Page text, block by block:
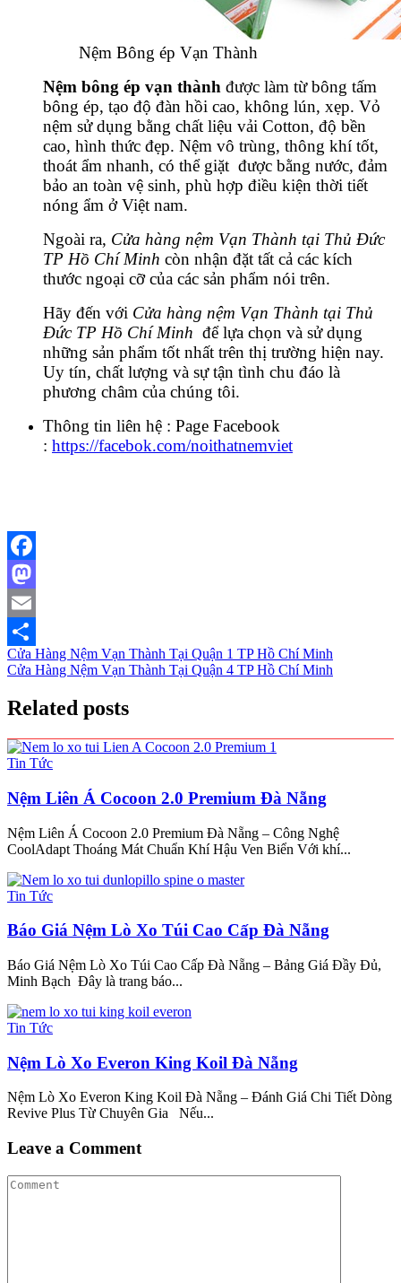
Nệm Bông ép Vạn Thành
Nệm bông ép vạn thành được làm từ bông tấm
bông ép, tạo độ đàn hồi cao, không lún, xẹp. Vỏ
nệm sử dụng bằng chất liệu vải Cotton, độ bền
cao, hình thức đẹp. Nệm vô trùng, thông khí tốt,
thoát ẩm nhanh, có thể giặt được bằng nước, đảm
bảo an toàn vệ sinh, phù hợp điều kiện thời tiết
nóng ẩm ở Việt nam.
Ngoài ra, Cửa hàng nệm Vạn Thành tại Thủ Đức
TP Hồ Chí Minh còn nhận đặt tất cả các kích
thước ngoại cỡ của các sản phẩm nói trên.
Hãy đến với Cửa hàng nệm Vạn Thành tại Thủ
Đức TP Hồ Chí Minh để lựa chọn và sử dụng
những sản phẩm tốt nhất trên thị trường hiện nay.
Uy tín, chất lượng và sự tận tình chu đáo là
phương châm của chúng tôi.
Thông tin liên hệ : Page Facebook
: https://facebok.com/noithatnemviet
Facebook
Mastodon
Email
Share
Điều
hướng
bài
Cửa Hàng Nệm Vạn Thành Tại Quận 1 TP Hồ Chí Minh
Cửa Hàng Nệm Vạn Thành Tại Quận 4 TP Hồ Chí Minh
Related posts
Tin Tức
Nệm Liên Á Cocoon 2.0 Premium Đà Nẵng
Nệm Liên Á Cocoon 2.0 Premium Đà Nẵng – Công Nghệ
CoolAdapt Thoáng Mát Chuẩn Khí Hậu Ven Biển Với khí...
Tin Tức
Báo Giá Nệm Lò Xo Túi Cao Cấp Đà Nẵng
Báo Giá Nệm Lò Xo Túi Cao Cấp Đà Nẵng – Bảng Giá Đầy Đủ,
Minh Bạch Đây là trang báo...
Tin Tức
Nệm Lò Xo Everon King Koil Đà Nẵng
Nệm Lò Xo Everon King Koil Đà Nẵng – Đánh Giá Chi Tiết Dòng
Revive Plus Từ Chuyên Gia Nếu...
Leave a Comment